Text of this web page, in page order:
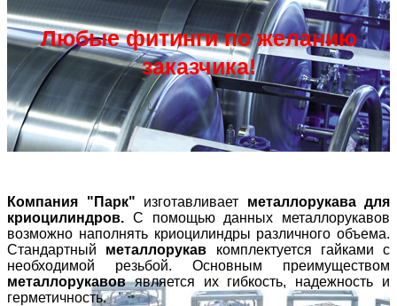
Любые фитинги по желанию
заказчика!
Компания "Парк" изготавливает металлорукава для
криоцилиндров. С помощью данных металлорукавов
возможно наполнять криоцилиндры различного объема.
Стандартный металлорукав комплектуется гайками с
необходимой резьбой. Основным преимуществом
металлорукавовявляется их гибкость, надежность и
герметичность.